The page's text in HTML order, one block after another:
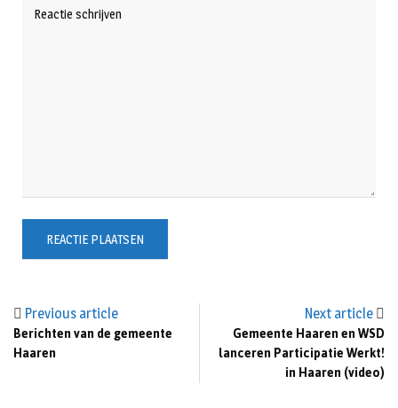
Previous article
Berichten van de gemeente
Haaren
Next article
Gemeente Haaren en WSD
lanceren Participatie Werkt!
in Haaren (video)